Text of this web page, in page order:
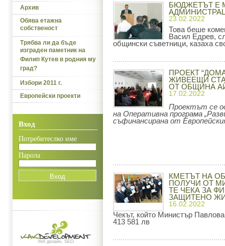
Архив
Обява етажна
собственост
Трябва ли да бъде
изграден паметник на
Филип Кутев в родния му
град?
Избори 2011 г.
Европейски проекти
Вход
Потребитеслко име
Парола
Уеб дизайн, SEO
БЮДЖЕТЪТ Е
23.02.2022
Това беше
Васил Едрев,
общински съветници, казаха
ПРОЕКТ
ЖИВЕЕЩИ
ОТ ОБЩИНА
17.02.2022
Проектът се
на Оперативна програма
съфинансирана от
КМЕТЪТ НА
ПОЛУЧИ ОТ
ТЕ ЧЕКА ЗА
ЗАЩИТЕНО
16.02.2022
Чекът, който Министър
413 581 лв